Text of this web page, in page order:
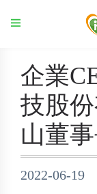
企業
技股
山董
2022-06-19